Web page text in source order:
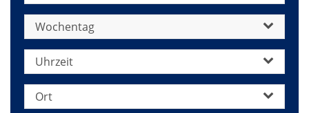
Wochentag
Uhrzeit
Ort